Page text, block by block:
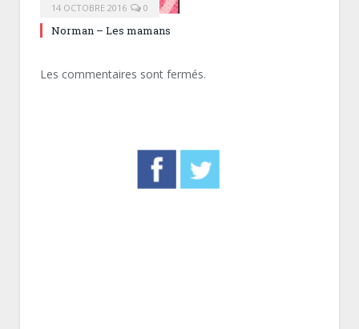
14 OCTOBRE 2016 0
Norman – Les mamans
Les commentaires sont fermés.